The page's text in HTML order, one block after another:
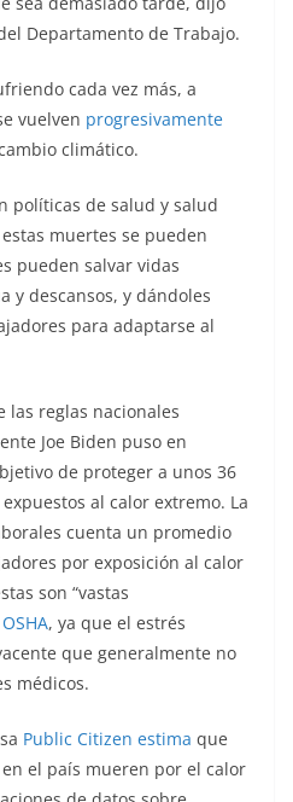
Departamento de Trabajo.
cada vez más, a
vuelven progresivamente
climático.
políticas de salud y salud
muertes se pueden
pueden salvar vidas
y descansos, y dándoles
para adaptarse al
las reglas nacionales
Joe Biden puso en
de proteger a unos 36
al calor extremo. La
cuenta un promedio
por exposición al calor
son “vastas
, ya que el estrés
que generalmente no
médicos.
Public Citizen estima que
el país mueren por el calor